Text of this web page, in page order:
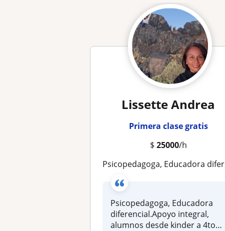
Lissette Andrea
Primera clase gratis
$ 25000/h
Psicopedagoga, Educadora diferencial.Apoyo integral, alumnos desde kinder a 4to medio
Psicopedagoga, Educadora
diferencial.Apoyo integral,
alumnos desde kinder a 4to